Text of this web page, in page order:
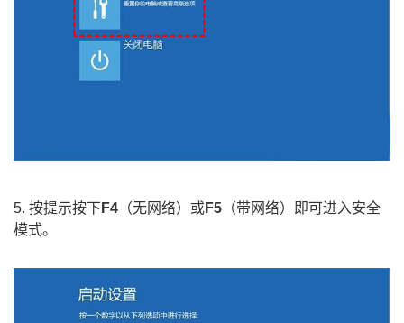
5. 按提示按下F4 （无网络）或F5 （带网络）即可进入安全
模式。